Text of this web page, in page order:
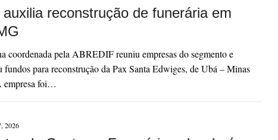
auxilia reconstrução de funerária em
coordenada pela ABREDIF reuniu empresas do segmento e
fundos para reconstrução da Pax Santa Edwiges, de Ubá – Minas
empresa foi…
2026